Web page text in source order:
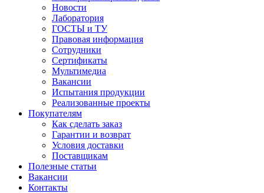
Новости
Лаборатория
ГОСТЫ и ТУ
Правовая информация
Сотрудники
Сертификаты
Мультимедиа
Вакансии
Испытания продукции
Реализованные проекты
Покупателям
Как сделать заказ
Гарантии и возврат
Условия доставки
Поставщикам
Полезные статьи
Вакансии
Контакты